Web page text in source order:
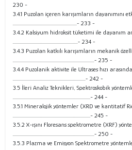
230 -
3.4.1 Puzolan içeren karışımların dayanımını
..................................................................- 233 -
3.4.2 Kalsiyum hidroksit tüketimi ile dayanım
...................................................................- 234 -
3.4.3 Puzolan katkılı karışımların mekanik
....................................................................................- 235 -
3.4.4 Puzolanik aktivite ile Ultrases hızı
...........................................................................- 242 -
3.5 İleri Analiz Teknikleri, Spektroskobik
................................................................................- 244 -
3.5.1 Mineralojik yöntemler (XRD ve kantitatif
................................................................................- 245 -
3.5.2 X-ışını Floresans spektrometre (XRF)
....................................................................................- 250 -
3.5.3 Plazma ve Emisyon Spektrometre